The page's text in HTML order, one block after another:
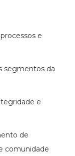
e
segmentos da
e
de
comunidade